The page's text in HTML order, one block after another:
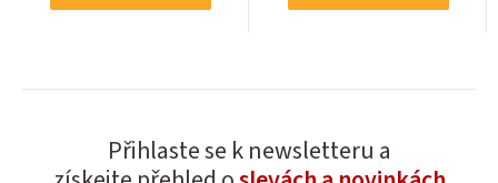
Přihlaste se k newsletteru a